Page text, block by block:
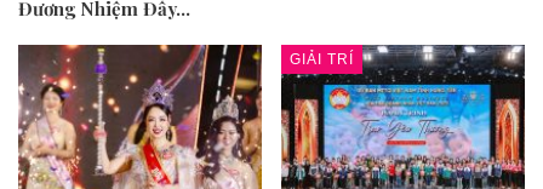
Đương Nhiệm Đầy…
GIẢI TRÍ